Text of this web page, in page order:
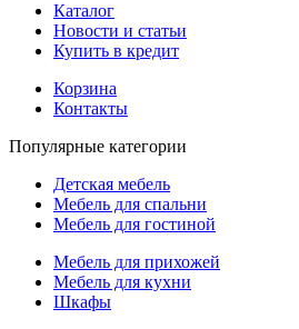
Каталог
Новости и статьи
Купить в кредит
Корзина
Контакты
Популярные категории
Детская мебель
Мебель для спальни
Мебель для гостиной
Мебель для прихожей
Мебель для кухни
Шкафы